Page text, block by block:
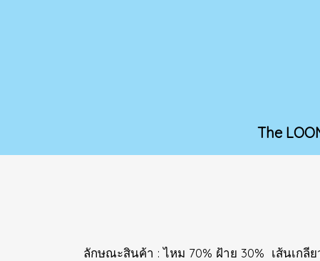
The
ลักษณะสินค้า : ไหม 70% ฝ้าย 30% เส้นเก